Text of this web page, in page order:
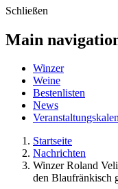
Schließen
Main
Winzer
Weine
Bestenlisten
News
Startseite
Nachrichten
Winzer Roland
den Blaufränkisch